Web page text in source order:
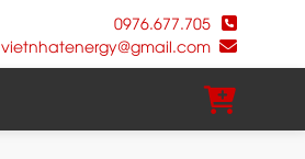
0976.677.705
vietnhatenergy@gmail.com